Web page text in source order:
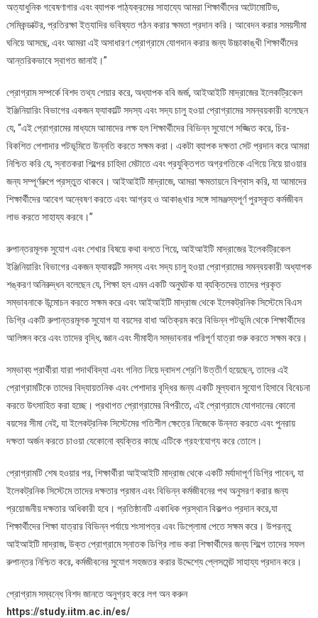
অত্যাধুনিক গবেষণাগার এবং ব্যাপক পাঠ্যক্রমের সাহায্যে আমরা শিক্ষার্থীদের অটোমোটিভ,
সেমিকন্ডাক্টর, প্রতিরক্ষা ইত্যাদির ভবিষ্যত গঠন করার ক্ষমতা প্রদান করি। আবেদন করার সময়সীমা
ঘনিয়ে আসছে, এবং আমরা এই অসাধারণ প্রোগ্রামে যোগদান করার জন্য উচ্চাকাঙ্খী শিক্ষার্থীদের
আন্তরিকভাবে স্বাগত জানাই।”
প্রোগ্রাম সম্পর্কে বিশদ তথ্য শেয়ার করে, অধ্যাপক ববি জর্জ, আইআইটি মাদ্রাজের ইলেকট্রিকেল
ইঞ্জিনিয়ারিং বিভাগের একজন ফ্যাকাল্টি সদস্য এবং সদ্য চালু হওয়া প্রোগ্রামের সমন্বয়কারী বলেছেন
যে, “এই প্রোগ্রামের মাধ্যমে আমাদের লক্ষ হল শিক্ষার্থীদের বিভিন্ন সুযোগে সজ্জিত করে, চির-
বিকশিত পেশাদার পটভূমিতে উন্নতি করতে সক্ষম করা। একটা ব্যাপক দক্ষতা সেট প্রদান করে আমরা
নিশ্চিত করি যে, স্নাতকরা শিল্পের চাহিদা মেটাতে এবং প্রযুক্তিগত অগ্রগতিকে এগিয়ে নিয়ে য়াওয়ার
জন্য সম্পূর্ণরুপে প্রস্তুত থাকবে। আইআইটি মাদ্রাজে, আমরা ক্ষমতায়নে বিশ্বাস করি, যা আমাদের
শিক্ষার্থীদের আবেগ অন্বেষণ করতে এবং আগ্রহ ও আকাঙ্খার সঙ্গে সামঞ্জস্যপূর্ণ পুরস্কৃত কর্মজীবন
লাভ করতে সাহায্য করবে।”
রুপান্তরমূলক সুযোগ এবং শেখার বিষয়ে কথা বলতে গিয়ে, আইআইটি মাদ্রাজের ইলেকট্রিকেল
ইঞ্জিনিয়ারিং বিভাগের একজন ফ্যাকাল্টি সদস্য এবং সদ্য চালু হওয়া প্রোগ্রামের সমন্বয়কারী অধ্যাপক
শঙ্করণ অনিরুদ্ধন বলেছেন যে, শিক্ষা হল এমন একটি অনুঘটক যা ব্যক্তিদের তাদের প্রকৃত
সম্ভাবনাকে উন্মোচন করতে সক্ষম করে এবং আইআইটি মাদ্রাজ থেকে ইলেকট্রনিক সিস্টেমে বিএস
ডিগ্রি একটি রুপান্তরমূলক সুযোগ যা বয়সের বাধা অতিক্রম করে বিভিন্ন পটভূমি থেকে শিক্ষার্থীদের
আলিঙ্গন করে এবং তাদের বৃদ্ধি, জ্ঞান এবং সীমাহীন সম্ভাবনার পরিপূর্ণ যাত্রা শুরু করতে সক্ষম করে।
সম্ভাব্য প্রার্থীরা যারা পদার্থবিদ্যা এবং গনিত নিয়ে দ্বাদশ শ্রেণি উত্তীর্ণ হয়েছেন, তাদের এই
প্রোগ্রামটিকে তাদের বিদ্যায়তনিক এবং পেশাদার বৃদ্ধির জন্য একটি মূল্যবান সুযোগ হিসাবে বিবেচনা
করতে উৎসাহিত করা হচ্ছে। প্রথাগত প্রোগ্রামের বিপরীতে, এই প্রোগ্রামে যোগদানের কোনো
বয়সের সীমা নেই, যা ইলেকট্রনিক সিস্টেমের গতিশীল ক্ষেত্রে নিজেকে উন্নত করতে এবং পুনরায়
দক্ষতা অর্জন করতে চাওয়া যেকোনো ব্যক্তির কাছে এটিকে গ্রহণযোগ্য করে তোলে।
প্রোগ্রামটি শেষ হওয়ার পর, শিক্ষার্থীরা আইআইটি মাদ্রাজ থেকে একটি মর্যাদাপূর্ণ ডিগ্রি পাবেন, যা
ইলেকট্রনিক সিস্টেমে তাদের দক্ষতার প্রমান এবং বিভিন্ন কর্মজীবনের পথ অনুসরণ করার জন্য
প্রয়োজনীয় দক্ষতার অধিকারী হবে। প্রতিষ্ঠানটি একাধিক প্রস্থান বিকল্পও প্রদান করে,যা
শিক্ষার্থীদের শিক্ষা যাত্রার বিভিন্ন পর্যায়ে শংসাপত্র এবং ডিপ্লোমা পেতে সক্ষম করে। উপরন্তু
আইআইটি মাদ্রাজ, উক্ত প্রোগ্রামে স্নাতক ডিগ্রি লাভ করা শিক্ষার্থীদের জন্য শিল্পে তাদের সফল
রুপান্তর নিশ্চিত করে, কর্মজীবনের সুযোগ সহজতর করার উদ্দেশ্যে প্লেসমেন্ট সাহায্য প্রদান করে।
প্রোগ্রাম সম্বন্ধে বিশদ জানতে অনুগ্রহ করে লগ অন করুন
https://study.iitm.ac.in/es/